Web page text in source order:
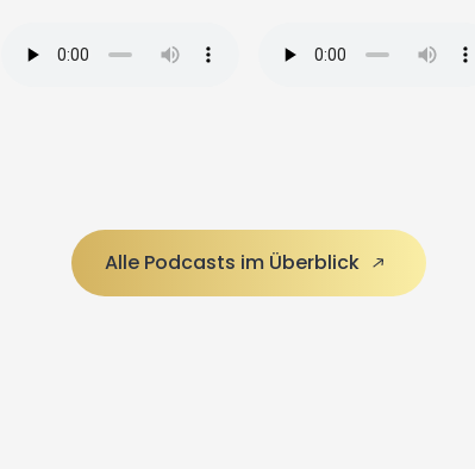
Alle Podcasts im Überblick